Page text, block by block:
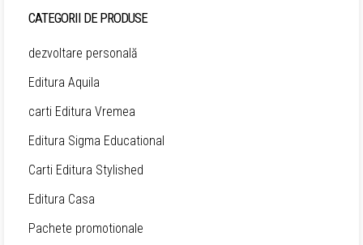
CATEGORII DE PRODUSE
dezvoltare personală
Editura Aquila
carti Editura Vremea
Editura Sigma Educational
Carti Editura Stylished
Editura Casa
Pachete promotionale